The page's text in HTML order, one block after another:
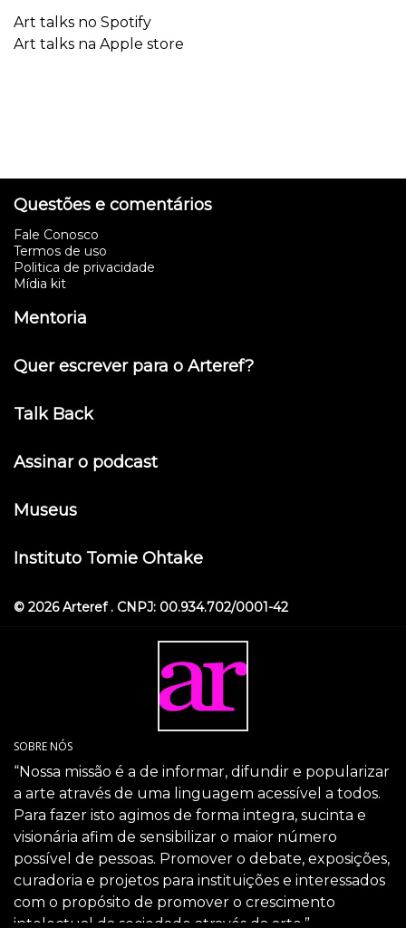
Art talks no Spotify
Art talks na Apple store
Questões e comentários
Fale Conosco
Termos de uso
Politica de privacidade
Mídia kit
Mentoria
Quer escrever para o Arteref?
Talk Back
Assinar o podcast
Museus
Instituto Tomie Ohtake
© 2026 Arteref . CNPJ: 00.934.702/0001-42
SOBRE NÓS
“Nossa missão é a de informar, difundir e popularizar
a arte através de uma linguagem acessível a todos.
Para fazer isto agimos de forma integra, sucinta e
visionária afim de sensibilizar o maior número
possível de pessoas. Promover o debate, exposições,
curadoria e projetos para instituições e interessados
com o propósito de promover o crescimento
intelectual da sociedade através da arte.”